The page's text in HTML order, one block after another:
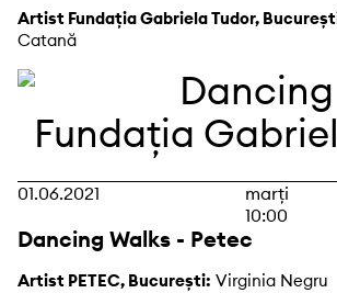
Artist Fundația Gabriela Tudor,
Catană
01.06.2021
marți
10:00
Dancing Walks - Petec
Artist PETEC, București: Virginia Negru